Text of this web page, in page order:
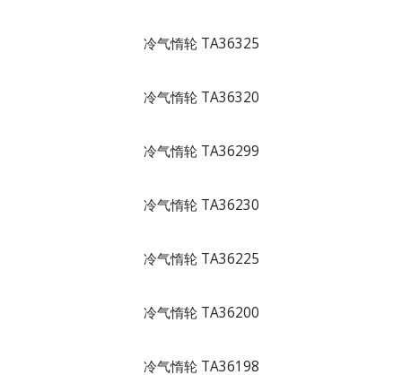
冷气惰轮 TA36325
冷气惰轮 TA36320
冷气惰轮 TA36299
冷气惰轮 TA36230
冷气惰轮 TA36225
冷气惰轮 TA36200
冷气惰轮 TA36198